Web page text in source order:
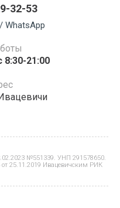
32-53
WhatsApp
21:00
№551339. УНП 291578650.
от 25.11.2019 Ивацевичским РИК